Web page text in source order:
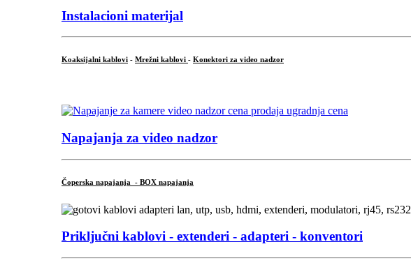
Instalacioni materijal
Koaksijalni kablovi - Mrežni kablovi - Konektori za video nadzor
Napajanja za video nadzor
Čoperska napajanja - BOX napajanja
Priključni kablovi - extenderi - adapteri - konventori